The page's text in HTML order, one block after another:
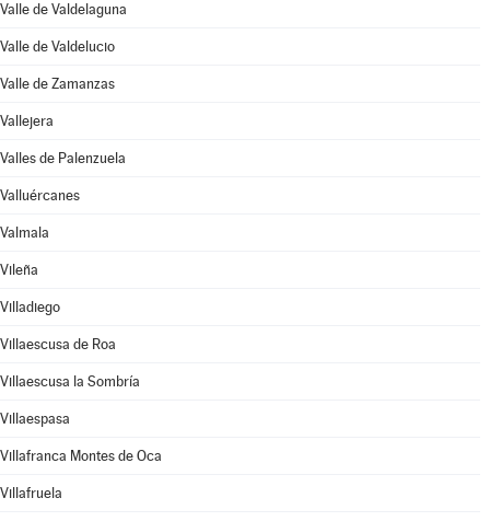
Valle de Valdelaguna
Valle de Valdelucio
Valle de Zamanzas
Vallejera
Valles de Palenzuela
Valluércanes
Valmala
Vileña
Villadiego
Villaescusa de Roa
Villaescusa la Sombría
Villaespasa
Villafranca Montes de Oca
Villafruela